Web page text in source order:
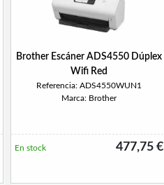
Brother Escáner ADS4550 Dúplex
Wifi Red
Referencia: ADS4550WUN1
Marca: Brother
477,75 €
En stock